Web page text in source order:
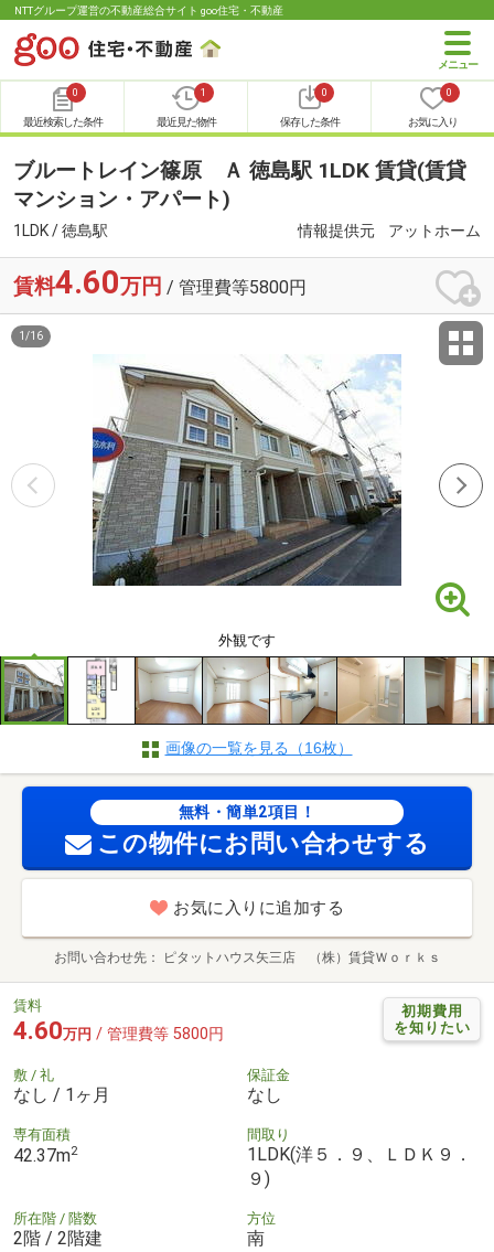
NTTグループ運営の不動産総合サイト goo住宅・不動産
0
最近検索した条件
1
最近見た物件
0
保存した条件
0
お気に入り
ブルートレイン篠原 Ａ 徳島駅 1LDK 賃貸(賃貸
マンション・アパート)
1LDK / 徳島駅 情報提供元 アットホーム
賃料4.60万円 / 管理費等5800円
外観です
1 /16
画像の一覧を見る（16枚）
無料・簡単2項目！
この物件にお問い合わせする
お気に入りに追加する
お問い合わせ先 ピタットハウス矢三店 （株）賃貸Ｗｏｒｋｓ
初期費用
を知りたい
賃料
4.60万円 / 管理費等 5800円
敷 / 礼
なし / 1ヶ月
保証金
なし
専有面積
42.37m2
間取り
1LDK(洋５．９、ＬＤＫ９．
９)
所在階 / 階数
2階 / 2階建
方位
南